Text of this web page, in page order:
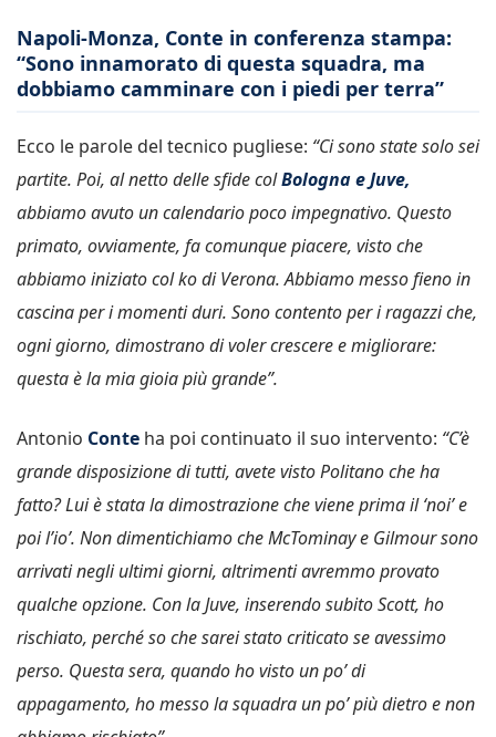
Napoli-Monza, Conte in conferenza stampa:
“Sono innamorato di questa squadra, ma
dobbiamo camminare con i piedi per terra”
Ecco le parole del tecnico pugliese: “Ci sono state solo sei
partite. Poi, al netto delle sfide colBologna e Juve,
abbiamo avuto un calendario poco impegnativo. Questo
primato, ovviamente, fa comunque piacere, visto che
abbiamo iniziato col ko di Verona. Abbiamo messo fieno in
cascina per i momenti duri. Sono contento per i ragazzi che,
ogni giorno, dimostrano di voler crescere e migliorare:
questa è la mia gioia più grande”.
Antonio Conte ha poi continuato il suo intervento: “C’è
grande disposizione di tutti, avete visto Politano che ha
fatto? Lui è stata la dimostrazione che viene prima il ‘noi’ e
poi l’io’. Non dimentichiamo che McTominay e Gilmour sono
arrivati negli ultimi giorni, altrimenti avremmo provato
qualche opzione. Con la Juve, inserendo subito Scott, ho
rischiato, perché so che sarei stato criticato se avessimo
perso. Questa sera, quando ho visto un po’ di
appagamento, ho messo la squadra un po’ più dietro e non